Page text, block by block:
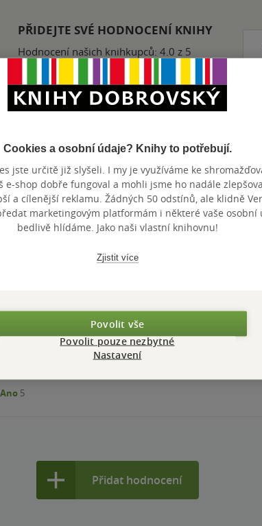
PŘIDEJTE SVÉ HODNOCENÍ KNIHY
Hodnocení našich knihkupců: 4.0 z 5
série, který byl vydaný v češtině. Je tam
milé, že jednotlivé odkazy obsahují dlouhé pasáže
Ano 6
FF, tak tady mi děj přišel takový chaotický. Oproti
Ale to ze mě asi spíš mluví nostalgie. Dále tam bylo
odkazy. Nějaké předměty se bralo automaticky
několika postav z předešlých dílů a i míst.
Ano5
obstojný kousek že série Fighting Fantasy. Pokud
Fantasy nováčci (anebo vůbec netušíte o čem
Ano 5
Přidat hodnocení
Cookies a osobní údaje? Knihy to potřebují.
jste určitě již slyšeli. I my je využíváme ke
e-shop dobře fungoval a mohli jsme ho nadále
a cílenější reklamu. Žádných 50 odstínů, ale klidně
marketingovým platformám i některé vaše osobní
bedlivě hlídáme. Jako naši vlastní knihovnu!
Zjistit více
Povolit vše
Povolit pouze nezbytné
Nastavení